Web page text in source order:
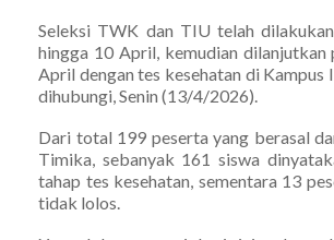
Seleksi TWK dan TIU telah
hingga 10 April, kemudian dilanjutkan
April dengan tes kesehatan di Kampus
dihubungi, Senin (13/4/2026).
Dari total 199 peserta yang berasal
Timika, sebanyak 161 siswa
tahap tes kesehatan, sementara 13
tidak lolos.